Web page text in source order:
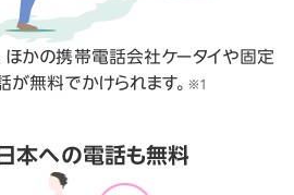
ほかの携帯電話会社ケータイや固定
無料でかけられます。 ※1
本への電話も無料